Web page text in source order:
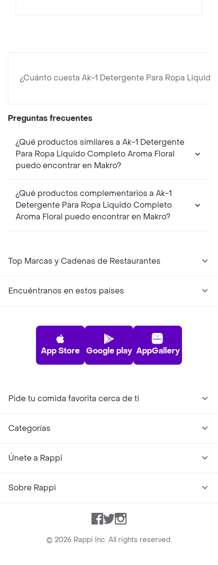
¿Cuánto cuesta Ak-1 Detergente Para Ropa
Preguntas frecuentes
¿Qué productos similares a Ak-1 Detergente
Para Ropa Liquido Completo Aroma Floral
puedo encontrar en Makro?
¿Qué productos complementarios a Ak-1
Detergente Para Ropa Liquido Completo
Aroma Floral puedo encontrar en Makro?
Top Marcas y Cadenas de Restaurantes
Encuéntranos en estos países
App Store Google play AppGallery
Pide tu comida favorita cerca de ti
Categorías
Únete a Rappi
Sobre Rappi
Facebook
TwitterInstagram
© 2026 Rappi Inc. All rights reserved.